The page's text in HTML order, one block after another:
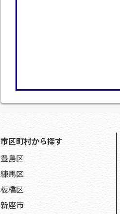
市区町村から探す
豊島区
練馬区
板橋区
新座市